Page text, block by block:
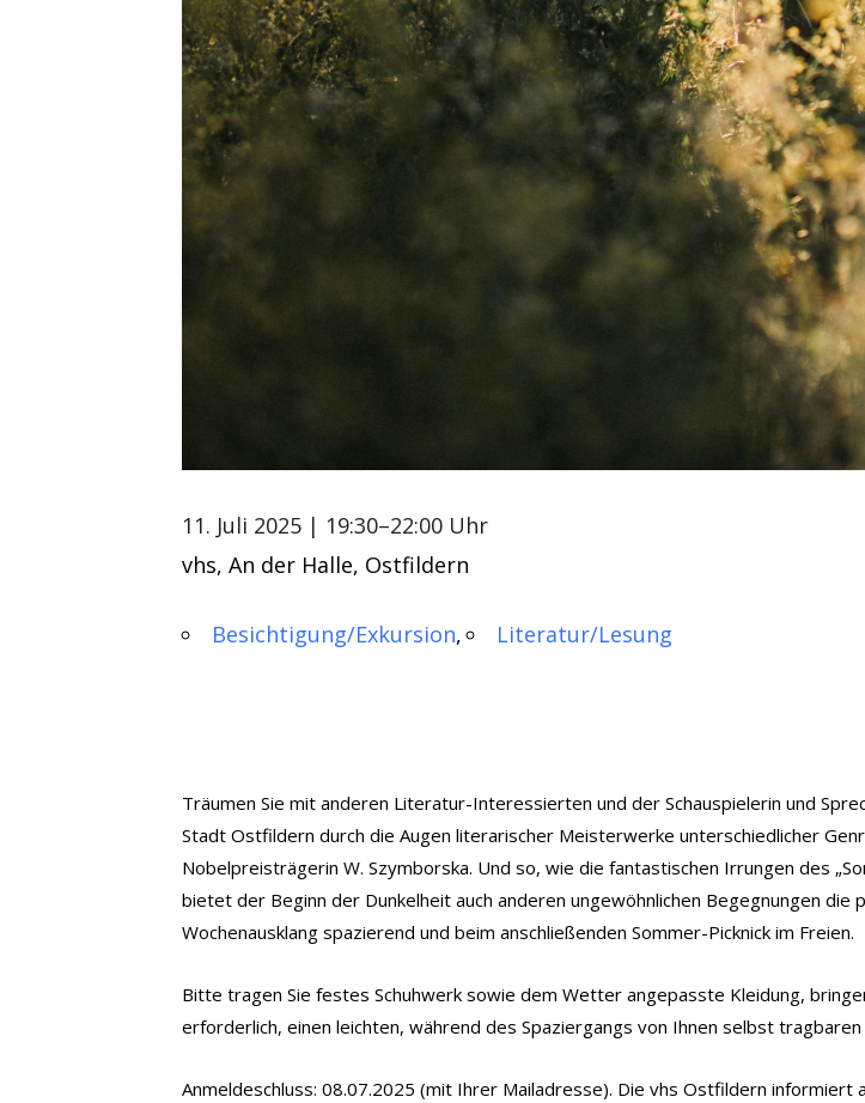
11. Juli 2025 | 19:30–22:00 Uhr
vhs, An der Halle, Ostfildern
Besichtigung/Exkursion Literatur/Lesung
Träumen Sie mit anderen Literatur-Interessierten und der Schauspielerin und
Stadt Ostfildern durch die Augen literarischer Meisterwerke unterschiedlicher
Nobelpreisträgerin W. Szymborska. Und so, wie die fantastischen Irrungen des
bietet der Beginn der Dunkelheit auch anderen ungewöhnlichen Begegnungen die
Wochenausklang spazierend und beim anschließenden Sommer-Picknick im Freien.
Bitte tragen Sie festes Schuhwerk sowie dem Wetter angepasste Kleidung,
erforderlich, einen leichten, während des Spaziergangs von Ihnen selbst tragbaren
Anmeldeschluss: 08.07.2025 (mit Ihrer Mailadresse). Die vhs Ostfildern